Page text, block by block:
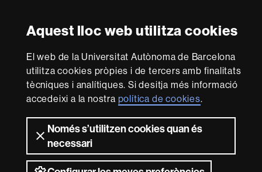
Aquest lloc web utilitza cookies
El web de la Universitat Autònoma de Barcelona
utilitza cookies pròpies i de tercers amb finalitats
tècniques i analítiques. Si desitja més informació
accedeixi a la nostra política de cookies.
Només s’utilitzen cookies quan és
necessari
in
Research
Euraxess
Sobre
aquest
Avís legal Protecció de dades Sobre el
web Accessibilitat web